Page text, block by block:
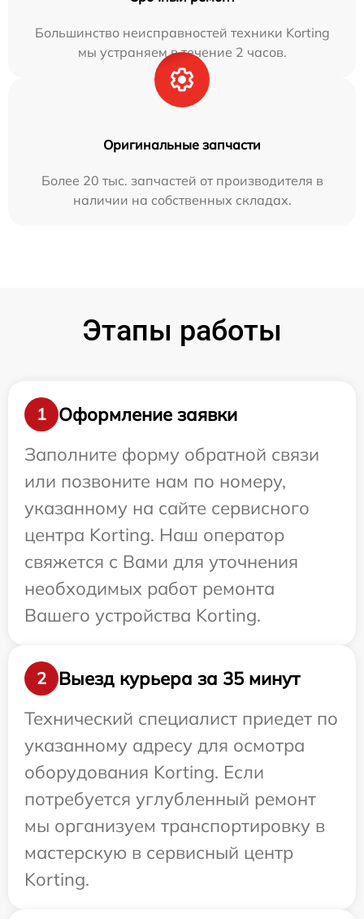
Большинство неисправностей техники Korting
мы устраняем в течение 2 часов.
Оригинальные запчасти
Более 20 тыс. запчастей от производителя в
наличии на собственных складах.
Этапы работы
1
Оформление заявки
Заполните форму обратной связи
или позвоните нам по номеру,
указанному на сайте сервисного
центра Korting. Наш оператор
свяжется с Вами для уточнения
необходимых работ ремонта
Вашего устройства Korting.
2
Выезд курьера за 35 минут
Технический специалист приедет по
указанному адресу для осмотра
оборудования Korting. Если
потребуется углубленный ремонт
мы организуем транспортировку в
мастерскую в сервисный центр
Korting.